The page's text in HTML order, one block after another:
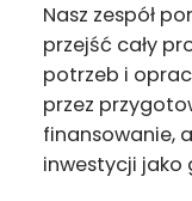
Nasz zespół
przejść cały
potrzeb i
przez
finansowanie,
inwestycji jako